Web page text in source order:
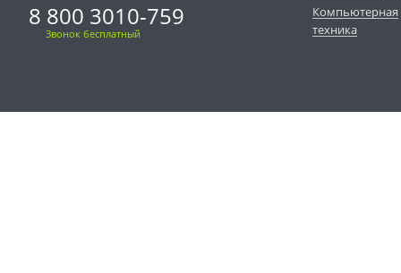
8 800 3010-759
Звонок бесплатный
Компьютерная
техника